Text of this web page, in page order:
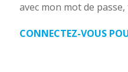
avec mon mot de
CONNECTEZ-VOUS